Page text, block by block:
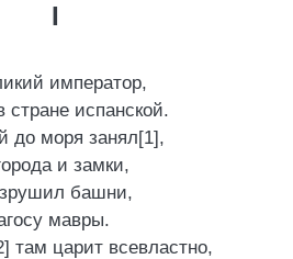
I
император,
испанской.
до моря занял[1],
и замки,
башни,
мавры.
там царит всевластно,